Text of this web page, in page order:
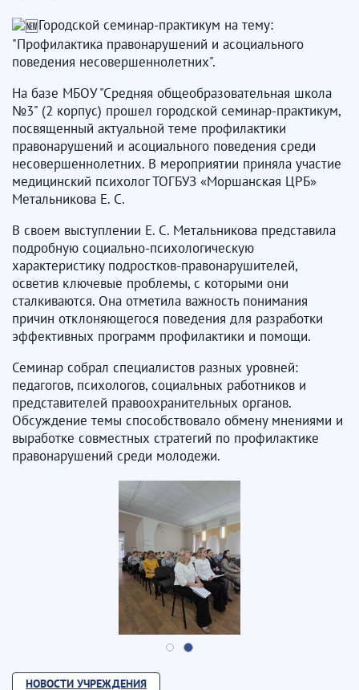
Городской семинар-практикум на тему:
"Профилактика правонарушений и асоциального
поведения несовершеннолетних".
На базе МБОУ "Средняя общеобразовательная школа
№3" (2 корпус) прошел городской семинар-практикум,
посвященный актуальной теме профилактики
правонарушений и асоциального поведения среди
несовершеннолетних. В мероприятии приняла участие
медицинский психолог ТОГБУЗ «Моршанская ЦРБ»
Метальникова Е. С.
В своем выступлении Е. С. Метальникова представила
подробную социально-психологическую
характеристику подростков-правонарушителей,
осветив ключевые проблемы, с которыми они
сталкиваются. Она отметила важность понимания
причин отклоняющегося поведения для разработки
эффективных программ профилактики и помощи.
Семинар собрал специалистов разных уровней:
педагогов, психологов, социальных работников и
представителей правоохранительных органов.
Обсуждение темы способствовало обмену мнениями и
выработке совместных стратегий по профилактике
правонарушений среди молодежи.
НОВОСТИ УЧРЕЖДЕНИЯ